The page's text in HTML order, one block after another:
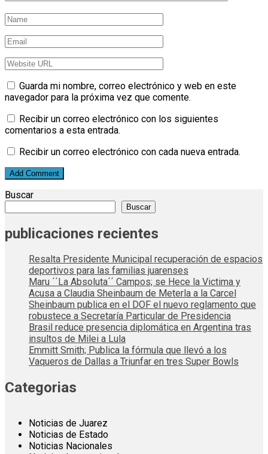
Guarda mi nombre, correo electrónico y web en este
navegador para la próxima vez que comente.
Recibir un correo electrónico con los siguientes
comentarios a esta entrada.
Recibir un correo electrónico con cada nueva entrada.
Buscar
Buscar
publicaciones recientes
Resalta Presidente Municipal recuperación de espacios
deportivos para las familias juarenses
Maru ´´La Absoluta´´ Campos; se Hece la Victima y
Acusa a Claudia Sheinbaum de Meterla a la Carcel
Sheinbaum publica en el DOF el nuevo reglamento que
robustece a Secretaría Particular de Presidencia
Brasil reduce presencia diplomática en Argentina tras
insultos de Milei a Lula
Emmitt Smith; Publica la fórmula que llevó a los
Vaqueros de Dallas a Triunfar en tres Super Bowls
Categorias
Noticias de Juarez
Noticias de Estado
Noticias Nacionales